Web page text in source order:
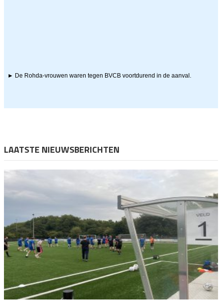
► De Rohda-vrouwen waren tegen BVCB voortdurend in de aanval.
LAATSTE NIEUWSBERICHTEN